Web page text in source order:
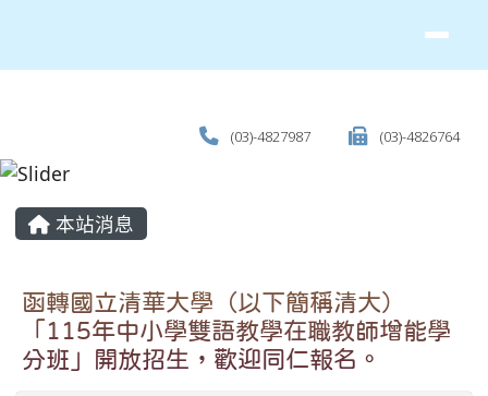
(03)-4827987 (03)-4826764
主內容區域
本站消息
函轉國立清華大學（以下簡稱清大）
「115年中小學雙語教學在職教師增能學
分班」開放招生，歡迎同仁報名。